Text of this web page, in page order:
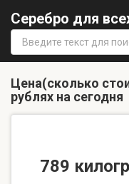
Серебро для
Поиск:
Цена(сколько
рублях на сегодня
789